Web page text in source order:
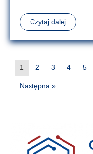
Czytaj dalej
1 2 3 4 5
Następna »